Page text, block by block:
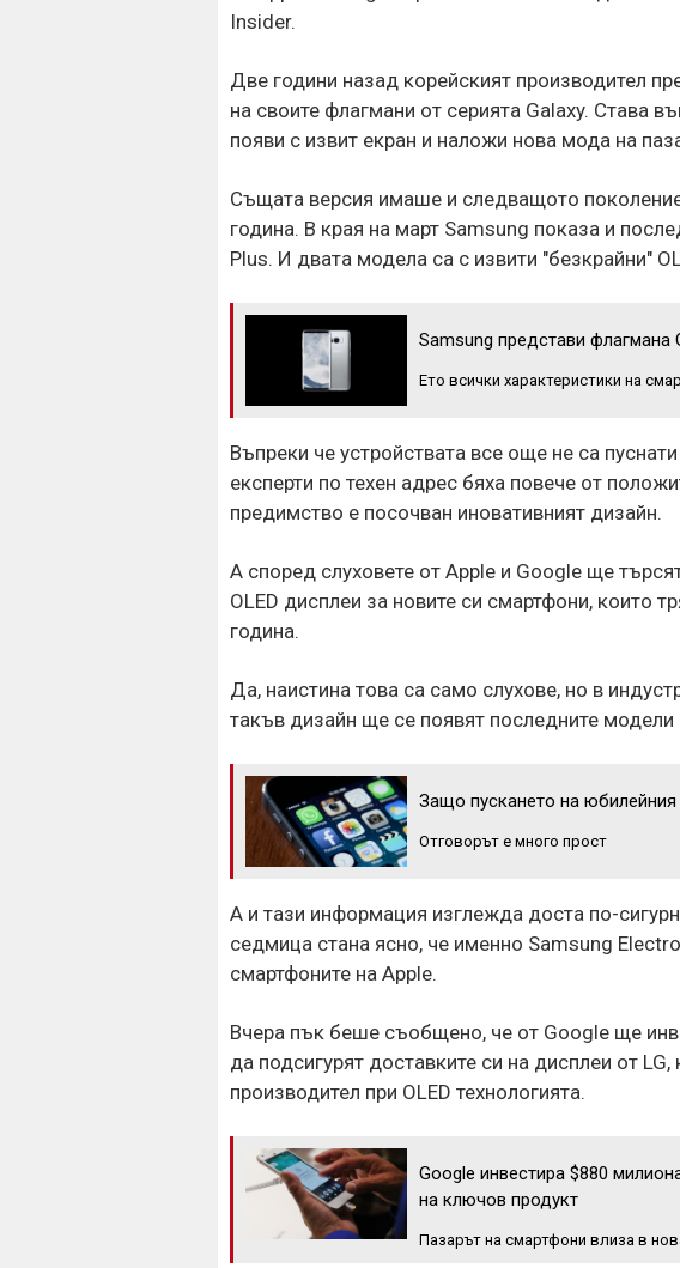
Insider.
Две години назад корейският производител
на своите флагмани от серията Galaxy. Става
появи с извит екран и наложи нова мода на
Същата версия имаше и следващото
година. В края на март Samsung показа и
Plus. И двата модела са с извити "безкрайни"
Samsung представи флагмана
Ето всички характеристики на
Въпреки че устройствата все още не са
експерти по техен адрес бяха повече от
предимство е посочван иновативният дизайн.
А според слуховете от Apple и Google ще
OLED дисплеи за новите си смартфони, които
година.
Да, наистина това са само слухове, но в
такъв дизайн ще се появят последните модели
Защо пускането на юбилейния
Отговорът е много прост
А и тази информация изглежда доста по-
седмица стана ясно, че именно Samsung
смартфоните на Apple.
Вчера пък беше съобщено, че от Google ще
да подсигурят доставките си на дисплеи от LG,
производител при OLED технологията.
Google инвестира $880
на ключов продукт
Пазарът на смартфони влиза в